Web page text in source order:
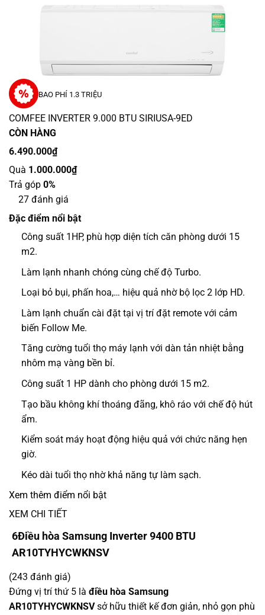
BAO PHÍ 1.3 TRIỆU
COMFEE INVERTER 9.000 BTU SIRIUSA-9ED
CÒN HÀNG
6.490.000₫
Quà 1.000.000₫
Trả góp 0%
27 đánh giá
Đặc điểm nổi bật
Công suất 1HP, phù hợp diện tích căn phòng dưới 15
m2.
Làm lạnh nhanh chóng cùng chế độ Turbo.
Loại bỏ bụi, phấn hoa,… hiệu quả nhờ bộ lọc 2 lớp HD.
Làm lạnh chuẩn cài đặt tại vị trí đặt remote với cảm
biến Follow Me.
Tăng cường tuổi thọ máy lạnh với dàn tản nhiệt bằng
nhôm mạ vàng bền bỉ.
Công suất 1 HP dành cho phòng dưới 15 m2.
Tạo bầu không khí thoáng đãng, khô ráo với chế độ hút
ẩm.
Kiểm soát máy hoạt động hiệu quả với chức năng hẹn
giờ.
Kéo dài tuổi thọ nhờ khả năng tự làm sạch.
Xem thêm điểm nổi bật
XEM CHI TIẾT
6Điều hòa Samsung Inverter 9400 BTU
AR10TYHYCWKNSV
(243 đánh giá)
Đứng vị trí thứ 5 là điều hòa Samsung
AR10TYHYCWKNSVsở hữu thiết kế đơn giản, nhỏ gọn phù